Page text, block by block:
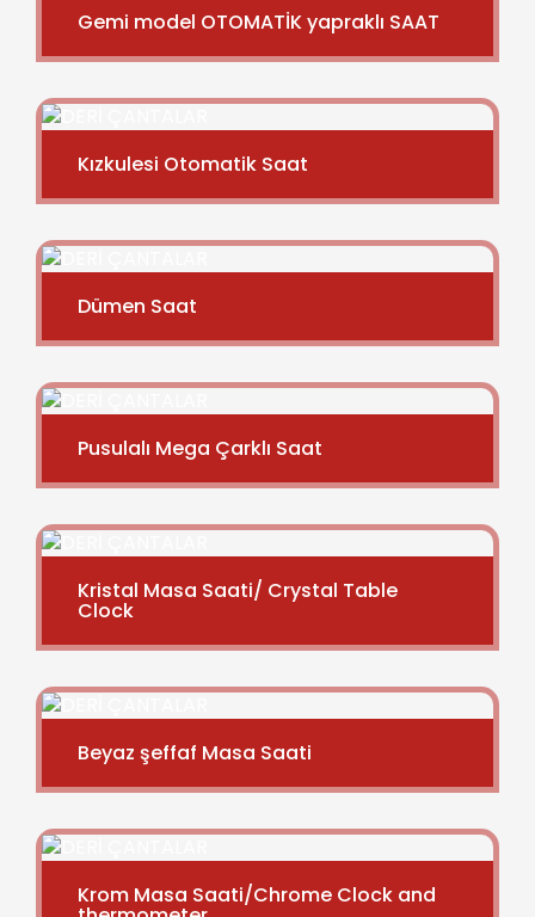
Gemi model OTOMATİK yapraklı SAAT
Kızkulesi Otomatik Saat
Dümen Saat
Pusulalı Mega Çarklı Saat
Kristal Masa Saati/ Crystal Table
Clock
Beyaz şeffaf Masa Saati
Krom Masa Saati/Chrome Clock and